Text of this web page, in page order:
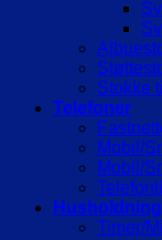
Stokke
Telefoner
Mobil/
Mobil/
Husholdning
Timer/